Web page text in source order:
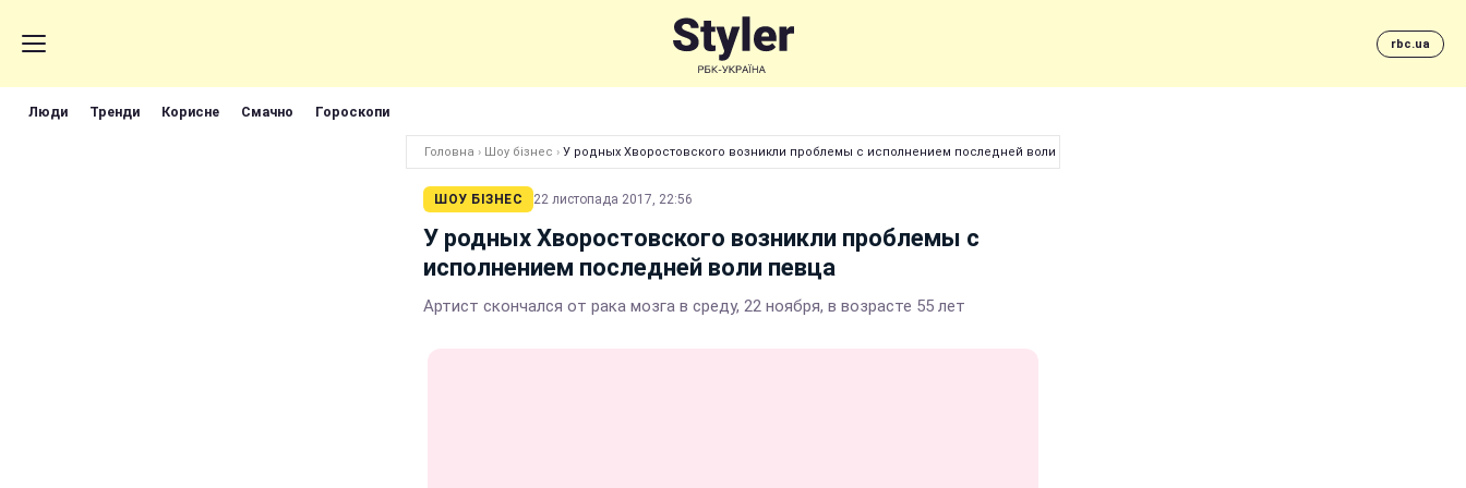
rbc.ua
Люди Тренди Корисне Смачно Гороскопи
Головна › Шоу бізнес › У родных Хворостовского возникли проблемы с исполнением последней воли певца
ШОУ БІЗНЕС 22 листопада 2017, 22:56
У родных Хворостовского возникли проблемы с
исполнением последней воли певца
Артист скончался от рака мозга в среду, 22 ноября, в возрасте 55 лет